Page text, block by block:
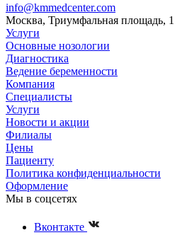
info@kmmedcenter.com
Москва, Триумфальная площадь, 1
Услуги
Основные нозологии
Диагностика
Ведение беременности
Компания
Специалисты
Услуги
Новости и акции
Филиалы
Цены
Пациенту
Политика конфиденциальности
Оформление
Мы в соцсетях
Вконтакте